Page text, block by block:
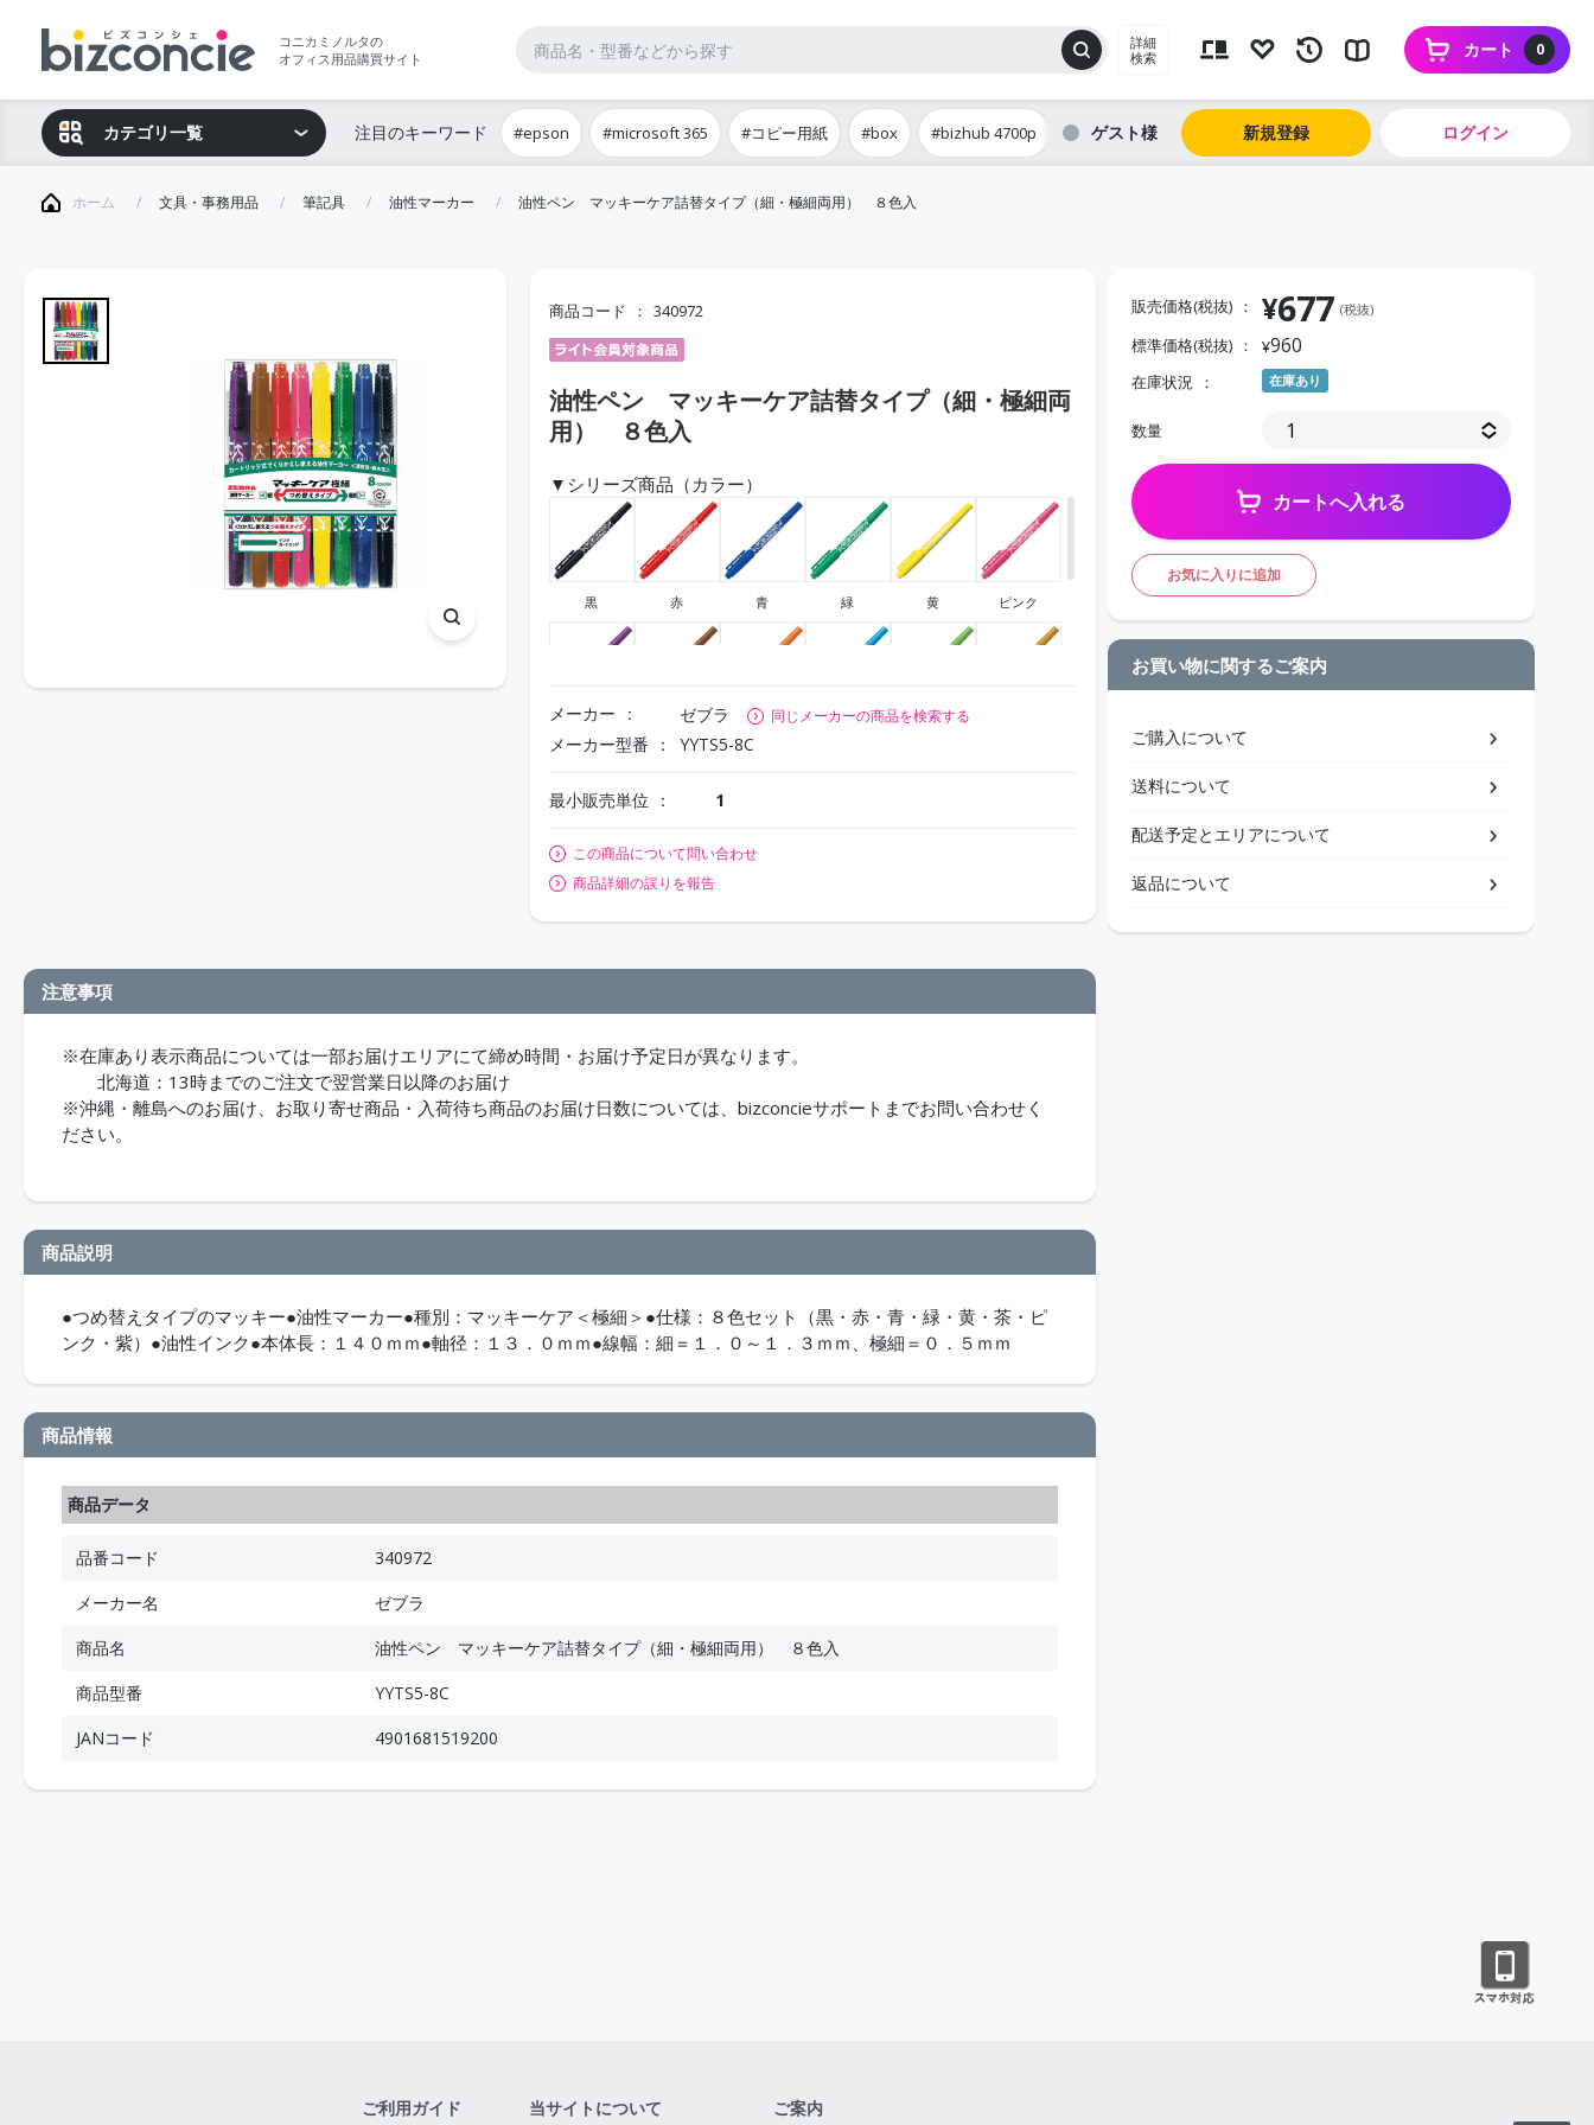
コニカミノルタの
オフィス用品購買サイト
詳細
検索
0
カート
カテゴリ一覧 注目のキーワード #epson #microsoft 365 #コピー用紙 #box #bizhub 4700p ゲスト 新規登録 ログイン
ホーム 文具・事務用品 筆記具 油性マーカー 油性ペン マッキーケア詰替タイプ（細・極細両用） ８色入
商品コード 340972
油性ペン マッキーケア詰替タイプ（細・極細両
用） ８色入
▼シリーズ商品（カラー）
黒 赤 青 緑 黄 ピンク
紫 オレンジ ライトブルー ライトグリー
メーカー ゼブラ 同じメーカーの商品を検索する
メーカー型番 YYTS5-8C
最小販売単位 1
この商品について問い合わせ
商品詳細の誤りを報告
注意事項
※在庫あり表示商品については一部お届けエリアにて締め時間・お届け予定日が異なります。
北海道：13時までのご注文で翌営業日以降のお届け
※沖縄・離島へのお届け、お取り寄せ商品・入荷待ち商品のお届け日数については、bizconcieサポートまでお問い合わせく
ださい。
商品説明
●つめ替えタイプのマッキー●油性マーカー●種別：マッキーケア＜極細＞●仕様：８色セット（黒・赤・青・緑・黄・茶・ピ
ンク・紫）●油性インク●本体長：１４０ｍｍ●軸径：１３．０ｍｍ●線幅：細＝１．０～１．３ｍｍ、極細＝０．５ｍｍ
商品情報
商品データ
品番コード
340972
メーカー名
ゼブラ
商品名
油性ペン マッキーケア詰替タイプ（細・極細両用） ８色入
商品型番
YYTS5-8C
JANコード
4901681519200
販売価格(税抜) ¥677 (税抜)
標準価格(税抜) ¥960
在庫状況 在庫あり
数量
カートへ入れる
お気に入りに追加
お買い物に関するご案内
ご購入について
送料について
配送予定とエリアについて
返品について
ご利用ガイド 当サイトについて ご案内